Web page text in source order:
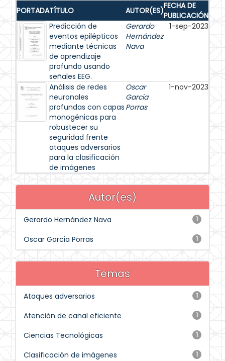
PORTADATÍTULO AUTOR(ES)FECHA DE
PUBLICACIÓN
Predicción de
eventos epilépticos
mediante técnicas
de aprendizaje
profundo usando
señales EEG.
Gerardo
Hernández
Nava
1-sep-2023
Análisis de redes
neuronales
profundas con capas
monogénicas para
robustecer su
seguridad frente
ataques adversarios
para la clasificación
de imágenes
Oscar
Garcia
Porras
1-nov-2023
Autor(es)
1
Gerardo Hernández Nava
1
Oscar Garcia Porras
Temas
1
Ataques adversarios
1
Atención de canal eficiente
1
Ciencias Tecnológicas
1
Clasificación de imágenes